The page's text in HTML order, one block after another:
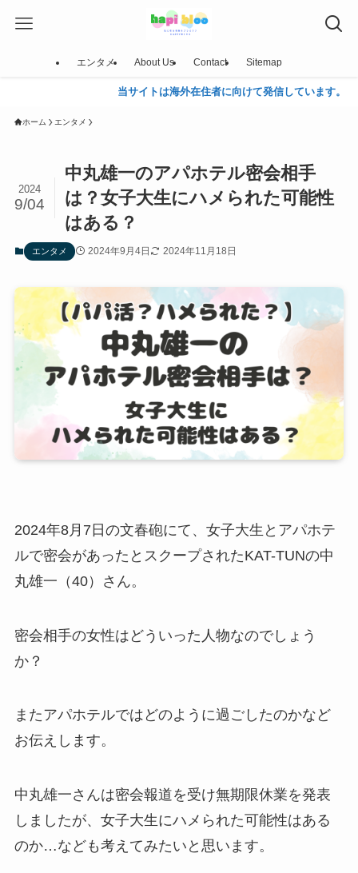
エンタメ About Us Contact Sitemap
当サイトは海外在住者に向けて発信しています。
ホーム エンタメ
中丸雄一のアパホテル密会相手
は？女子大生にハメられた可能性
はある？
2024
9/04
エンタメ 2024年9月4日 2024年11月18日
2024年8月7日の文春砲にて、女子大生とアパホテ
ルで密会があったとスクープされたKAT-TUNの中
丸雄一（40）さん。
密会相手の女性はどういった人物なのでしょう
か？
またアパホテルではどのように過ごしたのかなど
お伝えします。
中丸雄一さんは密会報道を受け無期限休業を発表
しましたが、女子大生にハメられた可能性はある
のか…なども考えてみたいと思います。